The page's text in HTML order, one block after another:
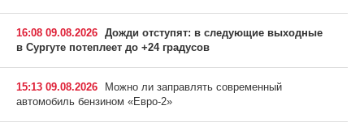
16:08 09.08.2026 Дожди отступят: в следующие выходные
в Сургуте потеплеет до +24 градусов
15:13 09.08.2026
Можно ли заправлять современный
автомобиль бензином «Евро-2»